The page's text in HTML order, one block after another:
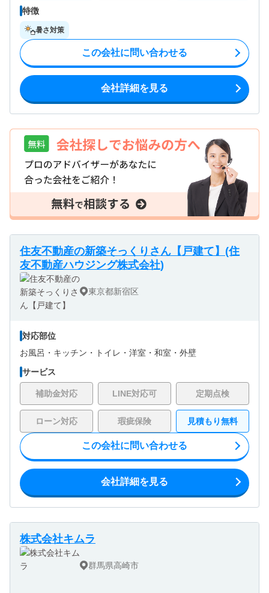
特徴
暑さ対策
この会社に問い合わせる
会社詳細を見る
住友不動産の新築そっくりさん【戸建て】(住
友不動産ハウジング株式会社)
東京都新宿区
対応部位
お風呂・ キッチン・ トイレ・ 洋室・ 和室・ 外壁
サービス
補助金対応 LINE対応可 定期点検
ローン対応 瑕疵保険 見積もり無料
この会社に問い合わせる
会社詳細を見る
株式会社キムラ
群馬県高崎市